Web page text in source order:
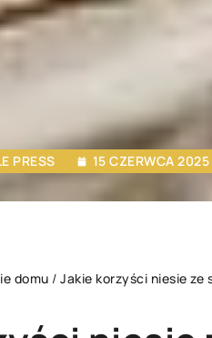
PRESS 15 CZERWCA 2025
domu / Jakie korzyści niesie ze